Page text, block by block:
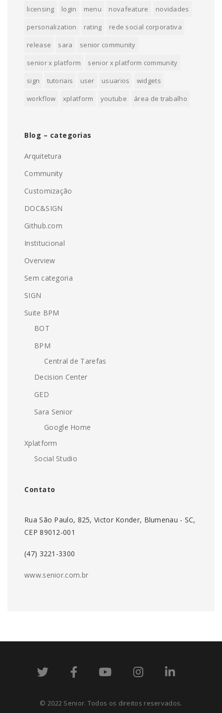
licensing
login menu novafeature
novidades
personalization
rating
rede social corporativa
release
sara
senior community
senior x platform
senior x platform community
sign
tutoriais user usuarios
widgets
workflow
xplatform youtube área de trabalho
Blog – categorias
Arquitetura
Community
Customização
DOC&SIGN
Github.com
Institucional
Overview
Sem categoria
SIGN
Suite BPM
BOT
BPM
Central de Tarefas
Decision Center
GED
Sara Senior
Google Home
Xplatform
Social Studio
Contato
Rua São Paulo, 825, Victor Konder, Blumenau - SC,
CEP 89012-001
(47) 3221-3300
www.senior.com.br
© 2022 Senior. Todos os direitos reservados.